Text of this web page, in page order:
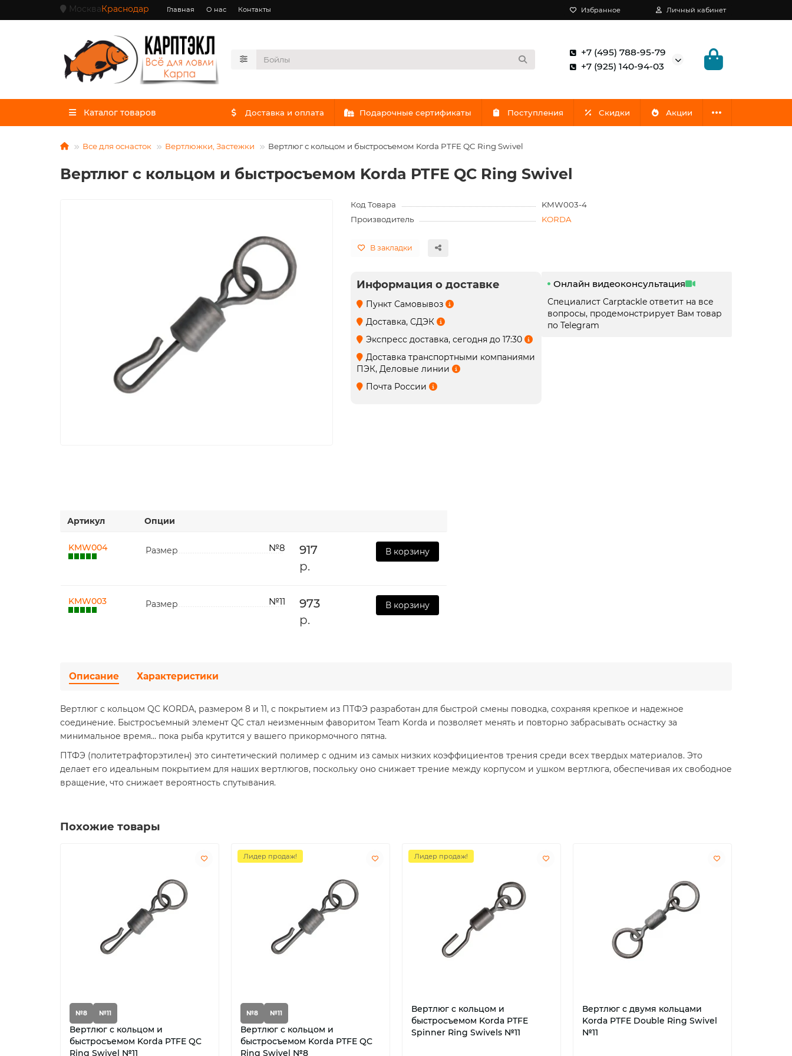
МоскваКраснодар Главная О нас Контакты Избранное Личный кабинет
+7 (495) 788-95-79
+7 (925) 140-94-03
Каталог товаров Доставка и оплата Подарочные сертификаты Поступления Скидки Акции
Все для оснасток Вертлюжки, Застежки Вертлюг с кольцом и быстросъемом Korda PTFE QC Ring Swivel
Вертлюг с кольцом и быстросъемом Korda PTFE QC Ring Swivel
Код Товара
KMW003-4
Производитель
KORDA
В закладки
Информация о доставке
Пункт Самовывоз
Доставка, СДЭК
Экспресс доставка, сегодня до 17:30
Доставка транспортными компаниями
ПЭК, Деловые линии
Почта России
Онлайн видеоконсультация
Специалист Carptackle ответит на все
вопросы, продемонcтрирует Вам товар
по Telegram
Артикул Опции
KMW004 Размер №8
917
р.
В корзину
KMW003 Размер №11
973
р.
В корзину
Описание Характеристики
Вертлюг с кольцом QC KORDA, размером 8 и 11, с покрытием из ПТФЭ разработан для быстрой смены поводка, сохраняя крепкое и надежное
соединение. Быстросъемный элемент QC стал неизменным фаворитом Team Korda и позволяет менять и повторно забрасывать оснастку за
минимальное время… пока рыба крутится у вашего прикормочного пятна.
ПТФЭ (политетрафторэтилен) это синтетический полимер с одним из самых низких коэффициентов трения среди всех твердых материалов. Это
делает его идеальным покрытием для наших вертлюгов, поскольку оно снижает трение между корпусом и ушком вертлюга, обеспечивая их свободное
вращение, что снижает вероятность спутывания.
Похожие товары
№8 №11
Вертлюг с кольцом и
быстросъемом Korda PTFE QC
Ring Swivel №11
Лидер продаж!
№8 №11
Вертлюг с кольцом и
быстросъемом Korda PTFE QC
Ring Swivel №8
Лидер продаж!
Вертлюг с кольцом и
быстросъемом Korda PTFE
Spinner Ring Swivels №11
Вертлюг с двумя кольцами
Korda PTFE Double Ring Swivel
№11